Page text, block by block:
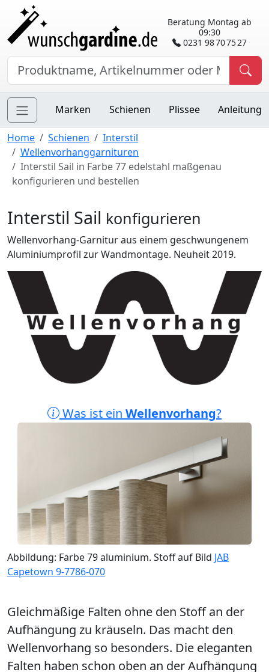
Beratung Montag ab
09:30
0231 98 70 75 27
Marken Schienen Plissee Anleitung
Home Schienen
Interstil
Wellenvorhanggarnituren
Interstil Sail in Farbe 77 edelstahl maßgenau
konfigurieren und bestellen
Interstil Sail konfigurieren
Wellenvorhang-Garnitur aus einem geschwungenem
Aluminiumprofil zur Wandmontage. Neuheit 2019.
Was ist ein Wellenvorhang?
Abbildung: Farbe 79 aluminium. Stoff auf Bild JAB
Capetown 9-7786-070
Gleichmäßige Falten ohne den Stoff an der
Aufhängung zu kräuseln. Das macht den
Wellenvorhang so besonders. Die eleganten
Falten haben schon oben an der Aufhängung